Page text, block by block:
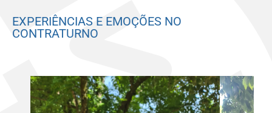
EXPERIÊNCIAS E EMOÇÕES NO
CONTRATURNO